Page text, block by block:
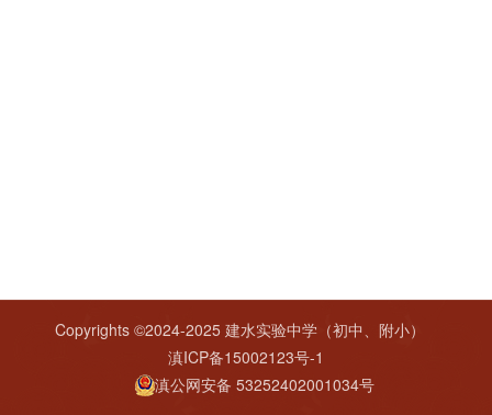
Copyrights ©2024-2025 建水实验中学（初中、附小）
滇ICP备15002123号-1
滇公网安备 53252402001034号